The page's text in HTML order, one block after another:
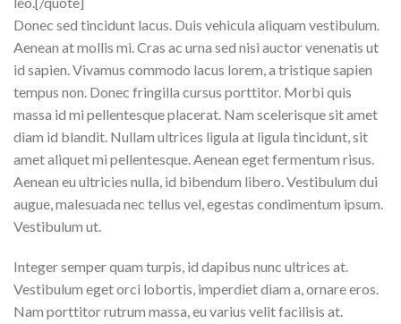
Donec sed tincidunt lacus. Duis vehicula aliquam vestibulum.
Aenean at mollis mi. Cras ac urna sed nisi auctor venenatis ut
id sapien. Vivamus commodo lacus lorem, a tristique sapien
tempus non. Donec fringilla cursus porttitor. Morbi quis
massa id mi pellentesque placerat. Nam scelerisque sit amet
diam id blandit. Nullam ultrices ligula at ligula tincidunt, sit
amet aliquet mi pellentesque. Aenean eget fermentum risus.
Aenean eu ultricies nulla, id bibendum libero. Vestibulum dui
augue, malesuada nec tellus vel, egestas condimentum ipsum.
Vestibulum ut.
Integer semper quam turpis, id dapibus nunc ultrices at.
Vestibulum eget orci lobortis, imperdiet diam a, ornare eros.
Nam porttitor rutrum massa, eu varius velit facilisis at.